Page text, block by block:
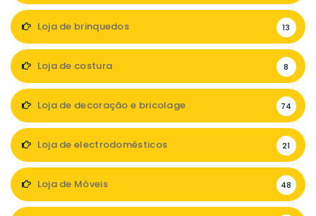
Loja de brinquedos 13
Loja de costura 8
Loja de decoração e bricolage 74
Loja de electrodomésticos 21
Loja de Móveis 48